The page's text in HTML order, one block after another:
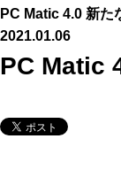
PC Matic 4.0 新た
2021.01.06
PC Matic